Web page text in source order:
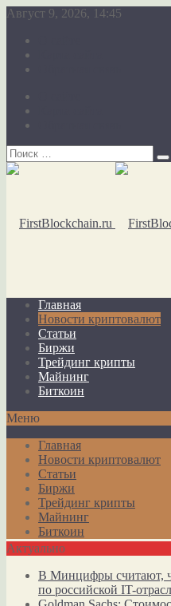
Август 9, 2026, 14:45
Главная
Новости криптовалют
Статьи
Биржи
Трейдинг крипты
Майнинг
Биткоин
Меню
Главная
Новости криптовалют
Статьи
Биржи
Трейдинг крипты
Майнинг
Биткоин
Актуально
В Минцифры считают,
по российской IT-